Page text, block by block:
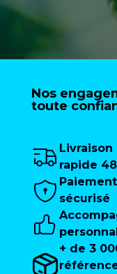
Nos
toute
Livraison
rapide
Paiement
sécurisé
+ de 3